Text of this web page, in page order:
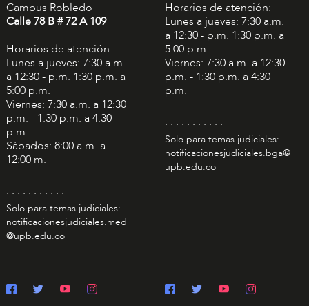
Campus Robledo
Calle 78 B # 72 A 109
Horarios de atención
Lunes a jueves: 7:30 a.m.
a 12:30 - p.m. 1:30 p.m. a
5:00 p.m.
Viernes: 7:30 a.m. a 12:30
p.m. - 1:30 p.m. a 4:30
p.m.
Sábados: 8:00 a.m. a
12:00 m.
. . . . . . . . . . . . . . . . . . . . . . .
. . . . . . . . . . .
Solo para temas judiciales:
notificacionesjudiciales.med
@upb.edu.co
Horarios de atención:
Lunes a jueves: 7:30 a.m.
a 12:30 - p.m. 1:30 p.m. a
5:00 p.m.
Viernes: 7:30 a.m. a 12:30
p.m. - 1:30 p.m. a 4:30
p.m.
. . . . . . . . . . . . . . . . . . . . . . .
. . . . . . . . . . .
Solo para temas judiciales:
notificacionesjudiciales.bga@
upb.edu.co